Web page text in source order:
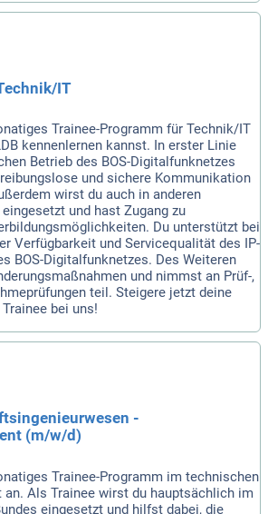
IT
Trainee-Programm für Technik/IT
kennenlernen kannst. In erster Linie
Betrieb des BOS-Digitalfunknetzes
und sichere Kommunikation
wirst du auch in anderen
und hast Zugang zu
Du unterstützt bei
Verfügbarkeit und Servicequalität des IP-
BOS-Digitalfunknetzes. Des Weiteren
und nimmst an Prüf-,
teil. Steigere jetzt deine
bei uns!
-
(m/w/d)
Trainee-Programm im technischen
an. Als Trainee wirst du hauptsächlich im
eingesetzt und hilfst dabei, die